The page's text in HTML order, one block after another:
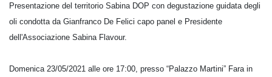
Presentazione del territorio Sabina DOP con degustazione guidata degli
oli condotta da Gianfranco De Felici capo panel e Presidente
dell'Associazione Sabina Flavour.
Domenica 23/05/2021 alle ore 17:00, presso “Palazzo Martini” Fara in